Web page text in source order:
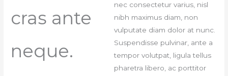
cras ante
neque.
nec consectetur varius, nisl
nibh maximus diam, non
vulputate diam dolor at nunc.
Suspendisse pulvinar, ante a
tempor volutpat, ligula tellus
pharetra libero, ac porttitor